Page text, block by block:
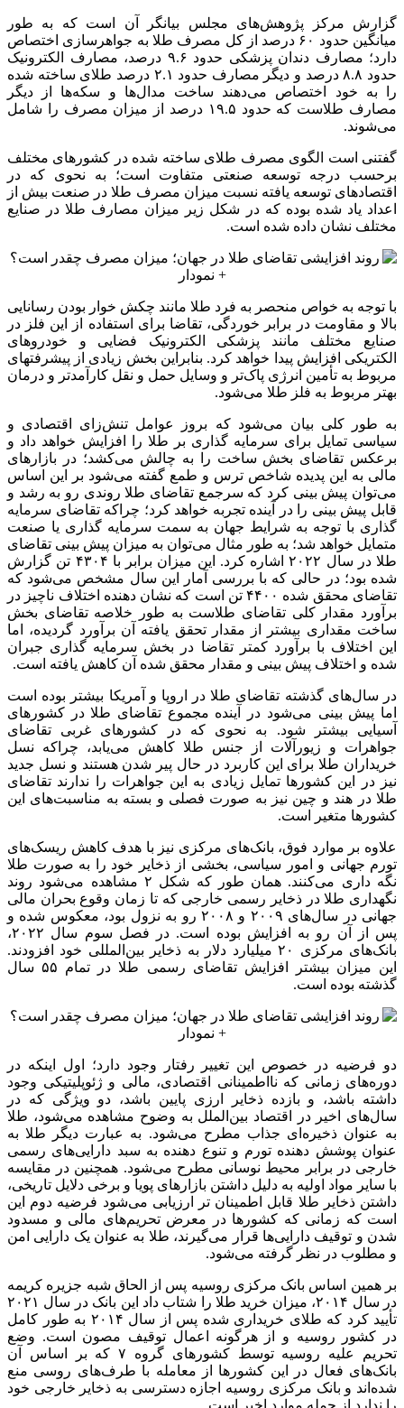
گزارش مرکز پژوهش‌های مجلس بیانگر آن است که به طور
میانگین حدود ۶۰ درصد از کل مصرف طلا به جواهرسازی اختصاص
دارد؛ مصارف دندان پزشکی حدود ۹.۶ درصد، مصارف الکترونیک
حدود ۸.۸ درصد و دیگر مصارف حدود ۲.۱ درصد طلای ساخته شده
را به خود اختصاص می‌دهند ساخت مدال‌ها و سکه‌ها از دیگر
مصارف طلاست که حدود ۱۹.۵ درصد از میزان مصرف را شامل
می‌شوند.
گفتنی است الگوی مصرف طلای ساخته شده در کشورهای مختلف
برحسب درجه توسعه صنعتی متفاوت است؛ به نحوی که در
اقتصادهای توسعه یافته نسبت میزان مصرف طلا در صنعت بیش از
اعداد یاد شده بوده که در شکل زیر میزان مصارف طلا در صنایع
مختلف نشان داده شده است.
با توجه به خواص منحصر به فرد طلا مانند چکش خوار بودن رسانایی
بالا و مقاومت در برابر خوردگی، تقاضا برای استفاده از این فلز در
صنایع مختلف مانند پزشکی الکترونیک فضایی و خودروهای
الکتریکی افزایش پیدا خواهد کرد. بنابراین بخش زیادی از پیشرفتهای
مربوط به تأمین انرژی پاک‌تر و وسایل حمل و نقل کارآمدتر و درمان
بهتر مربوط به فلز طلا می‌شود.
به طور کلی بیان می‌شود که بروز عوامل تنش‌زای اقتصادی و
سیاسی تمایل برای سرمایه گذاری بر طلا را افزایش خواهد داد و
برعکس تقاضای بخش ساخت را به چالش می‌کشد؛ در بازارهای
مالی به این پدیده شاخص ترس و طمع گفته می‌شود بر این اساس
می‌توان پیش بینی کرد که سرجمع تقاضای طلا روندی رو به رشد و
قابل پیش بینی را در آینده تجربه خواهد کرد؛ چراکه تقاضای سرمایه
گذاری با توجه به شرایط جهان به سمت سرمایه گذاری یا صنعت
متمایل خواهد شد؛ به طور مثال می‌توان به میزان پیش بینی تقاضای
طلا در سال ۲۰۲۲ اشاره کرد. این میزان برابر با ۴۳۰۴ تن گزارش
شده بود؛ در حالی که با بررسی آمار این سال مشخص می‌شود که
تقاضای محقق شده ۴۴۰۰ تن است که نشان دهنده اختلاف ناچیز در
برآورد مقدار کلی تقاضای طلاست به طور خلاصه تقاضای بخش
ساخت مقداری بیشتر از مقدار تحقق یافته آن برآورد گردیده، اما
این اختلاف با برآورد کمتر تقاضا در بخش سرمایه گذاری جبران
شده و اختلاف پیش بینی و مقدار محقق شده آن کاهش یافته است.
در سال‌های گذشته تقاضای طلا در اروپا و آمریکا بیشتر بوده است
اما پیش بینی می‌شود در آینده مجموع تقاضای طلا در کشورهای
آسیایی بیشتر شود. به نحوی که در کشورهای غربی تقاضای
جواهرات و زیورآلات از جنس طلا کاهش می‌یابد، چراکه نسل
خریداران طلا برای این کاربرد در حال پیر شدن هستند و نسل جدید
نیز در این کشورها تمایل زیادی به این جواهرات را ندارند تقاضای
طلا در هند و چین نیز به صورت فصلی و بسته به مناسبت‌های این
کشورها متغیر است.
علاوه بر موارد فوق، بانک‌های مرکزی نیز با هدف کاهش ریسک‌های
تورم جهانی و امور سیاسی، بخشی از ذخایر خود را به صورت طلا
نگه داری می‌کنند. همان طور که شکل ۲ مشاهده می‌شود روند
نگهداری طلا در ذخایر رسمی خارجی که تا زمان وقوع بحران مالی
جهانی در سال‌های ۲۰۰۹ و ۲۰۰۸ رو به نزول بود، معکوس شده و
پس از آن رو به افزایش بوده است. در فصل سوم سال ۲۰۲۲،
بانک‌های مرکزی ۲۰ میلیارد دلار به ذخایر بین‌المللی خود افزودند.
این میزان بیشتر افزایش تقاضای رسمی طلا در تمام ۵۵ سال
گذشته بوده است.
دو فرضیه در خصوص این تغییر رفتار وجود دارد؛ اول اینکه در
دوره‌های زمانی که نااطمینانی اقتصادی، مالی و ژئوپلیتیکی وجود
داشته باشد، و بازده ذخایر ارزی پایین باشد، دو ویژگی که در
سال‌های اخیر در اقتصاد بین‌الملل به وضوح مشاهده می‌شود، طلا
به عنوان ذخیره‌ای جذاب مطرح می‌شود. به عبارت دیگر طلا به
عنوان پوشش دهنده تورم و تنوع دهنده به سبد دارایی‌های رسمی
خارجی در برابر محیط نوسانی مطرح می‌شود. همچنین در مقایسه
با سایر مواد اولیه به دلیل داشتن بازارهای پویا و برخی دلایل تاریخی،
داشتن ذخایر طلا قابل اطمینان تر ارزیابی می‌شود فرضیه دوم این
است که زمانی که کشورها در معرض تحریم‌های مالی و مسدود
شدن و توقیف دارایی‌ها قرار می‌گیرند، طلا به عنوان یک دارایی امن
و مطلوب در نظر گرفته می‌شود.
بر همین اساس بانک مرکزی روسیه پس از الحاق شبه جزیره کریمه
در سال ۲۰۱۴، میزان خرید طلا را شتاب داد این بانک در سال ۲۰۲۱
تأیید کرد که طلای خریداری شده پس از سال ۲۰۱۴ به طور کامل
در کشور روسیه و از هرگونه اعمال توقیف مصون است. وضع
تحریم علیه روسیه توسط کشورهای گروه ۷ که بر اساس آن
بانک‌های فعال در این کشورها از معامله با طرف‌های روسی منع
شده‌اند و بانک مرکزی روسیه اجازه دسترسی به ذخایر خارجی خود
را ندارد از جمله موارد اخیر است.